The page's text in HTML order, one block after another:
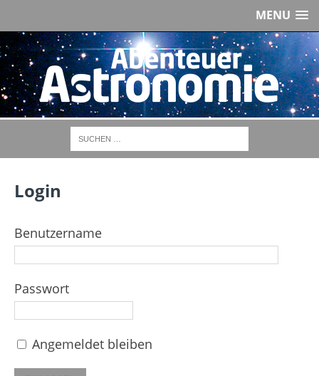
MENU
Login
Benutzername
Passwort
Angemeldet bleiben